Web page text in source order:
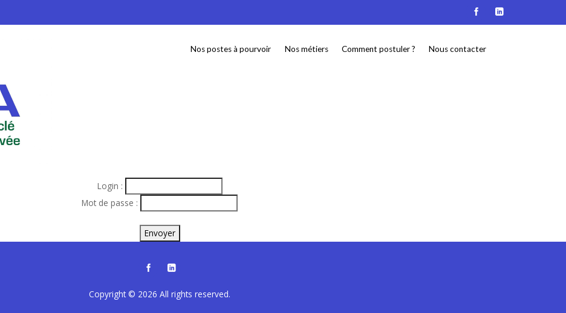
Nos postes à pourvoir Nos métiers Comment postuler ? Nous contacter
Login :
Mot de passe :
Copyright © 2026 All rights reserved.